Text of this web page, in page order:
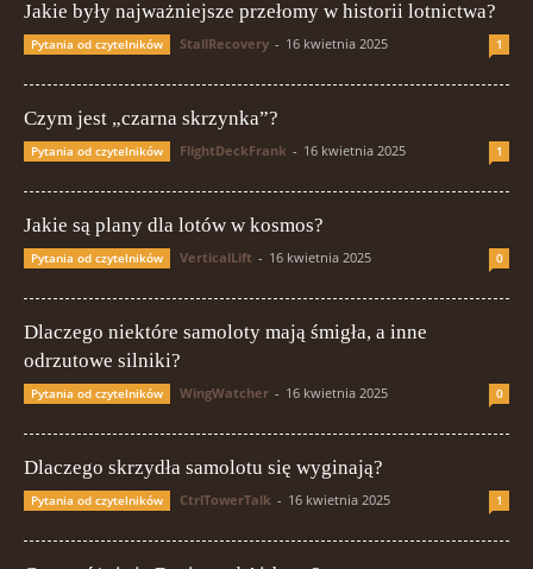
Jakie były najważniejsze przełomy w historii lotnictwa?
Pytania od czytelników StallRecovery - 16 kwietnia 2025 1
Czym jest „czarna skrzynka”?
Pytania od czytelników FlightDeckFrank - 16 kwietnia 2025 1
Jakie są plany dla lotów w kosmos?
Pytania od czytelników VerticalLift - 16 kwietnia 2025 0
Dlaczego niektóre samoloty mają śmigła, a inne
odrzutowe silniki?
Pytania od czytelników WingWatcher - 16 kwietnia 2025 0
Dlaczego skrzydła samolotu się wyginają?
Pytania od czytelników CtrlTowerTalk - 16 kwietnia 2025 1